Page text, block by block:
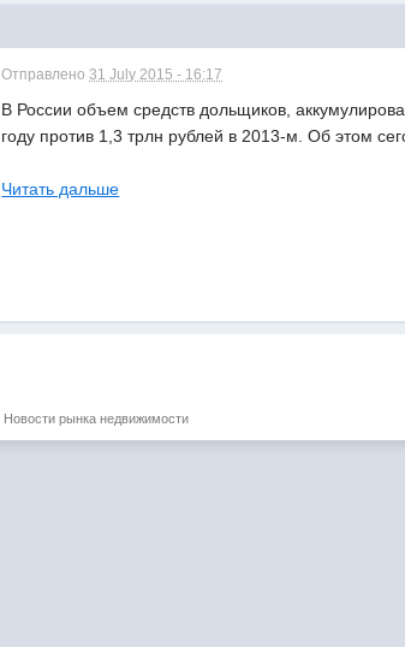
Отправлено31 July 2015 - 16:17
В России объем средств дольщиков,
году против 1,3 трлн рублей в 2013-м. Об этом
Читать дальше
Новости рынка недвижимости